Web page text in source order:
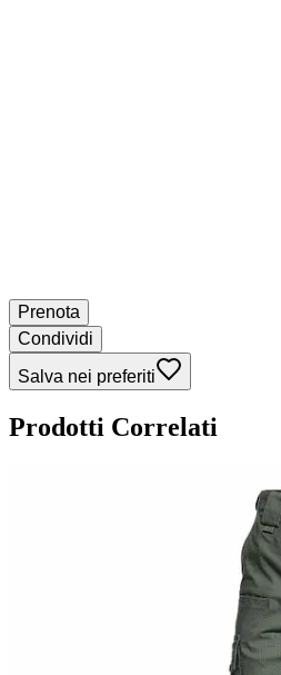
Prenota
Condividi
Salva nei preferiti
Prodotti Correlati